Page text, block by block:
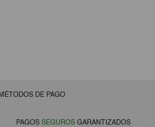
MÉTODOS DE PAGO
PAGOS SEGUROSGARANTIZADOS